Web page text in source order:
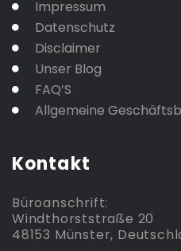
Impressum
Datenschutz
Disclaimer
Unser Blog
FAQ’S
Allgemeine
Kontakt
Büroanschrift:
Windthorststraße 20
48153 Münster,